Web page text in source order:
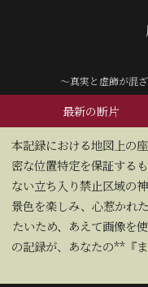
～真実と虚飾が混
最新の断片
本記録における地図上の
密な位置特定を保証する
ない立ち入り禁止区域の
景色を楽しみ、心惹かれ
たいため、あえて画像を
の記録が、あなたの**『